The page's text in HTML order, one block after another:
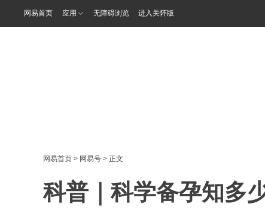
网易首页 应用 无障碍浏览 进入关怀版
网易首页 > 网易号 > 正文
科普｜科学备孕知多